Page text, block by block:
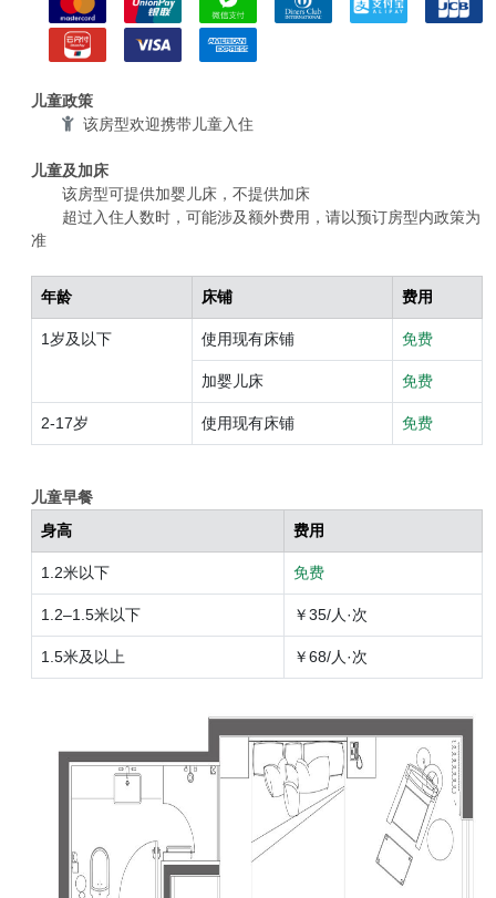
儿童政策
该房型欢迎携带儿童入住
儿童及加床
该房型可提供加婴儿床，不提供加床
超过入住人数时，可能涉及额外费用，请以预订房型内政策为
准
年龄 床铺 费用
1岁及以下 使用现有床铺 免费
加婴儿床 免费
2-17岁 使用现有床铺 免费
儿童早餐
身高
费用
1.2米以下 免费
1.2–1.5米以下 ￥35/人·次
1.5米及以上 ￥68/人·次